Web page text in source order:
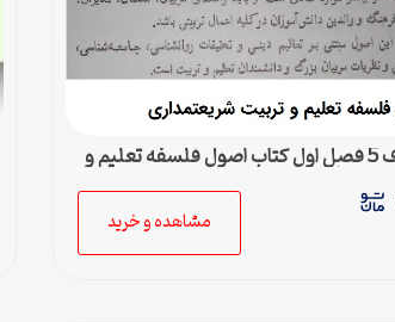
پی دی اف 5 فصل اول کتاب اصول فلسفه تعلیم و
مشاهده و خرید